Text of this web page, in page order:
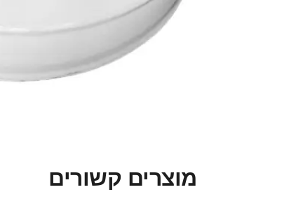
מוצרים קשורים